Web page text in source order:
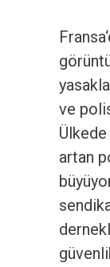
ve
Ülkede
artan